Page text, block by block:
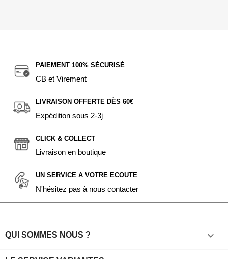
PAIEMENT 100% SÉCURISÉ
CB et Virement
LIVRAISON OFFERTE DÈS 60€
Expédition sous 2-3j
CLICK & COLLECT
Livraison en boutique
UN SERVICE A VOTRE ECOUTE
N'hésitez pas à nous contacter
QUI SOMMES NOUS ? 